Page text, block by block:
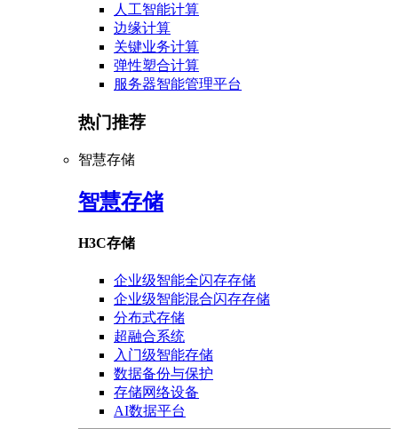
人工智能计算
边缘计算
关键业务计算
弹性塑合计算
服务器智能管理平台
热门推荐
智慧存储
智慧存储
H3C存储
企业级智能全闪存存储
企业级智能混合闪存存储
分布式存储
超融合系统
入门级智能存储
数据备份与保护
存储网络设备
AI数据平台